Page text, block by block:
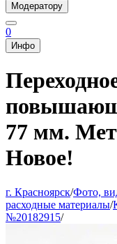
Модератору
0
Инфо
77 мм.
Новое!
г. Красноярск/Фото,
расходные материалы/
№20182915/